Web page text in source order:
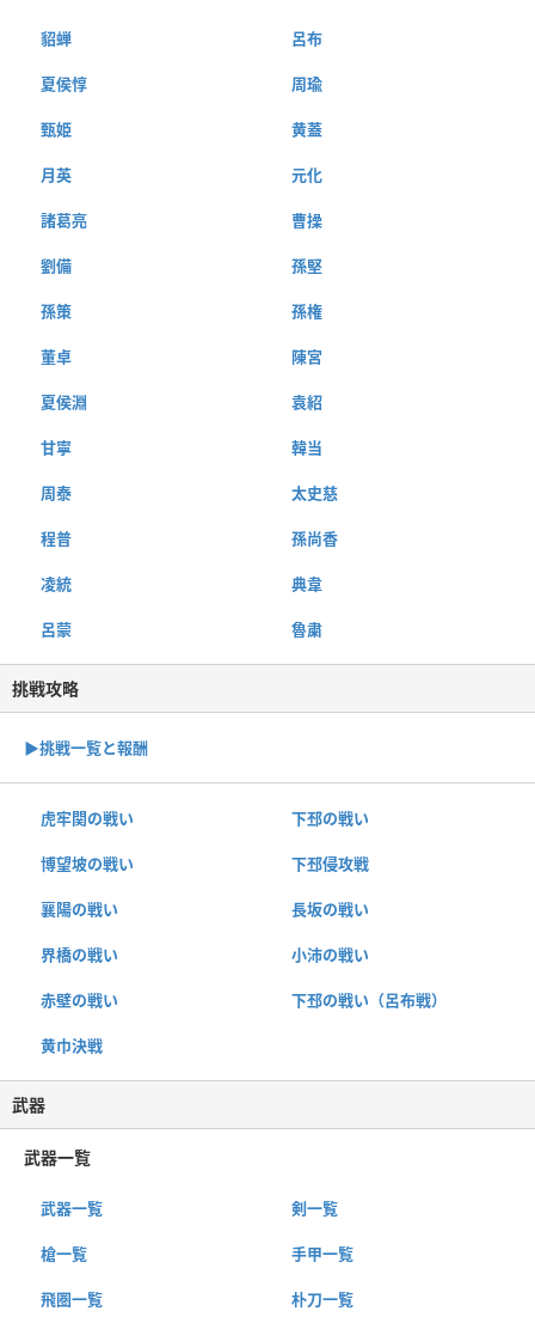
貂蝉 呂布
夏侯惇 周瑜
甄姫 黄蓋
月英 元化
諸葛亮 曹操
劉備 孫堅
孫策 孫権
董卓 陳宮
夏侯淵 袁紹
甘寧 韓当
周泰 太史慈
程普 孫尚香
凌統 典韋
呂蒙 魯粛
挑戦攻略
▶︎挑戦一覧と報酬
虎牢関の戦い 下邳の戦い
博望坡の戦い 下邳侵攻戦
襄陽の戦い 長坂の戦い
界橋の戦い 小沛の戦い
赤壁の戦い 下邳の戦い（呂布戦）
黄巾決戦
武器
武器一覧
武器一覧 剣一覧
槍一覧 手甲一覧
飛圏一覧 朴刀一覧